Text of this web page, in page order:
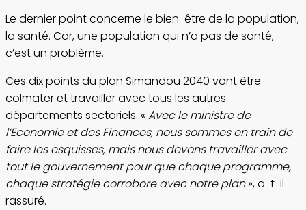
Le dernier point concerne le bien-être de la population,
la santé. Car, une population qui n’a pas de santé,
c’est un problème.
Ces dix points du plan Simandou 2040 vont être
colmater et travailler avec tous les autres
départements sectoriels. « Avec le ministre de
l’Economie et des Finances, nous sommes en train de
faire les esquisses, mais nous devons travailler avec
tout le gouvernement pour que chaque programme,
chaque stratégie corrobore avec notre plan», a-t-il
rassuré.